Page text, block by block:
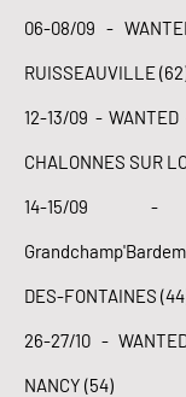
06-08/09 -
RUISSEAUVILLE
12-13/09 -
CHALONNES SUR
14-15/09
DES-FONTAINES
26-27/10 -
NANCY (54)